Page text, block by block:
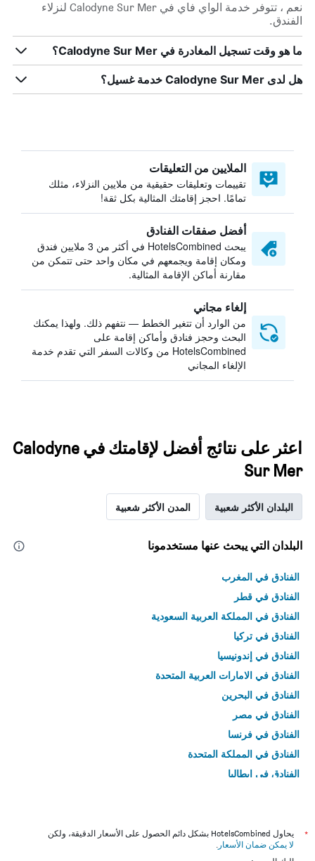
نعم ، تتوفر خدمة الواي فاي في Calodyne Sur Mer لنزلاء
الفندق.
ما هو وقت تسجيل المغادرة في Calodyne Sur Mer؟
هل لدى Calodyne Sur Mer خدمة غسيل؟
الملايين من التعليقات
تقييمات وتعليقات حقيقية من ملايين النزلاء، مثلك
تمامًا. احجز إقامتك المثالية بكل ثقة!
أفضل صفقات الفنادق
يبحث HotelsCombined في أكثر من 3 ملايين فندق
ومكان إقامة ويجمعهم في مكان واحد حتى تتمكن من
مقارنة أماكن الإقامة المثالية.
إلغاء مجاني
من الوارد أن تتغير الخطط — نتفهم ذلك. ولهذا يمكنك
البحث وحجز فنادق وأماكن إقامة على
HotelsCombined من وكالات السفر التي تقدم خدمة
الإلغاء المجاني
اعثر على نتائج أفضل لإقامتك في Calodyne
Sur Mer
البلدان الأكثر شعبية المدن الأكثر شعبية
البلدان التي يبحث عنها مستخدمونا
الفنادق في المغرب
الفنادق في قطر
الفنادق في المملكة العربية السعودية
الفنادق في تركيا
الفنادق في إندونيسيا
الفنادق في الامارات العربية المتحدة
الفنادق في البحرين
الفنادق في مصر
الفنادق في فرنسا
الفنادق في المملكة المتحدة
الفنادق في إيطاليا
*
يحاول HotelsCombined بشكل دائم الحصول على الأسعار الدقيقة، ولكن
لا يمكن ضمان الأسعار .